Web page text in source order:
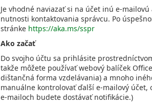
Je vhodné naviazať si na účet inú e-
nutnosti kontaktovania správcu. Po
stránke https://aka.ms/sspr
Ako začať
Do svojho účtu sa prihlásite
takže môžete používať webový balíček
dištančná forma vzdelávania) a mnoho
manuálne kontrolovať ďalší e-mailový
e-mailoch budete dostávať notifikácie.)